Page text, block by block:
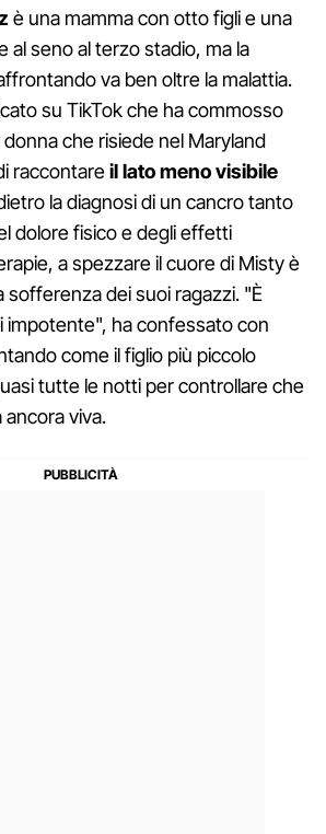
è una mamma con otto figli e una
al seno al terzo stadio, ma la
va ben oltre la malattia.
su TikTok che ha commosso
donna che risiede nel Maryland
raccontareil lato meno visibile
la diagnosi di un cancro tanto
dolore fisico e degli effetti
a spezzare il cuore di Misty è
sofferenza dei suoi ragazzi. "È
impotente", ha confessato con
come il figlio più piccolo
tutte le notti per controllare che
ancora viva.